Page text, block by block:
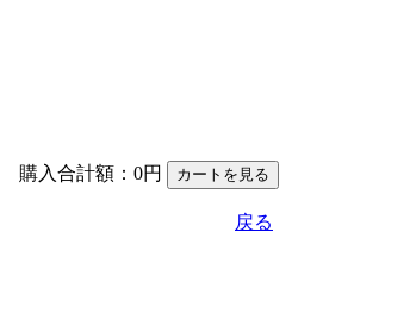
購入合計額：0円
戻る